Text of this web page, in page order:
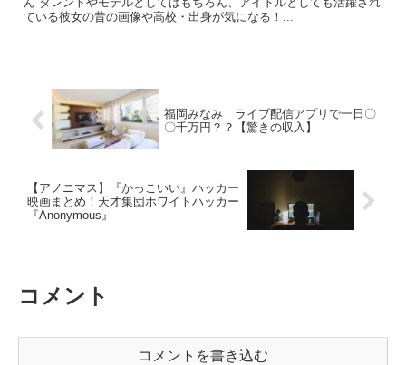
ている彼女の昔の画像や高校・出身が気になる！...
福岡みなみ ライブ配信アプリで一日〇
〇千万円？？【驚きの収入】
【アノニマス】『かっこいい』ハッカー
映画まとめ！天才集団ホワイトハッカー
『Anonymous』
コメント
コメントを書き込む